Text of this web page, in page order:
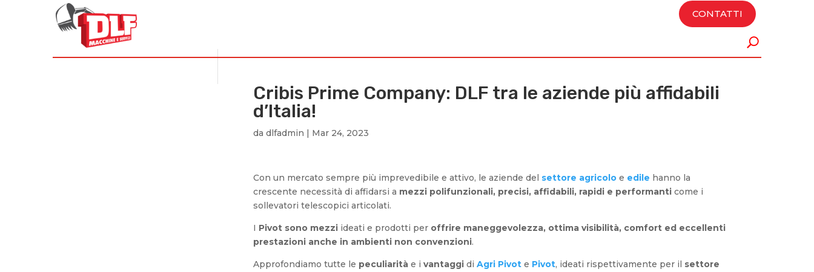
CONTATTI
Cribis Prime Company: DLF tra le aziende più affidabili
d’Italia!
da dlfadmin | Mar 24, 2023
Con un mercato sempre più imprevedibile e attivo, le aziende del settore agricoloe edile hanno la
crescente necessità di affidarsi a mezzi polifunzionali, precisi, affidabili, rapidi e performanticome i
sollevatori telescopici articolati.
I Pivot sono mezziideati e prodotti per offrire maneggevolezza, ottima visibilità, comfort ed eccellenti
prestazioni anche in ambienti non convenzioni.
Approfondiamo tutte le peculiaritàe i vantaggidi Agri Pivote Pivot, ideati rispettivamente per il settore